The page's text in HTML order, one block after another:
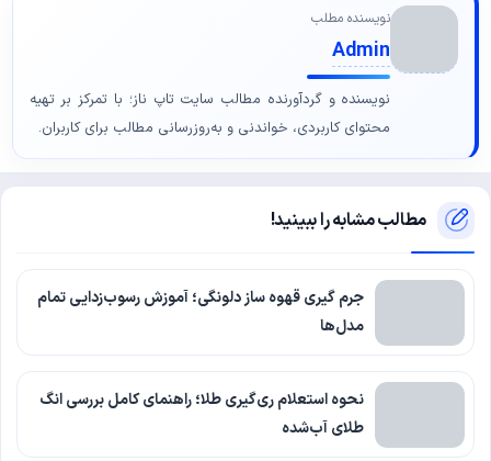
نویسنده مطلب
Admin
نویسنده و گردآورنده مطالب سایت تاپ ناز؛ با تمرکز بر تهیه
محتوای کاربردی، خواندنی و به‌روزرسانی مطالب برای کاربران.
مطالب مشابه را ببینید!
جرم گیری قهوه ساز دلونگی؛ آموزش رسوب‌زدایی تمام
مدل‌ها
نحوه استعلام ری‌گیری طلا؛ راهنمای کامل بررسی انگ
طلای آب‌شده